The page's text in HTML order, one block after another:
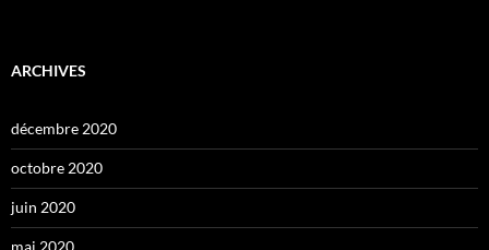
ARCHIVES
décembre 2020
octobre 2020
juin 2020
mai 2020